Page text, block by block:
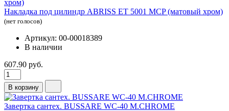
Накладка под цилиндр ABRISS ET 5001 MCP (матовый хром)
(нет голосов)
Артикул: 00-00018389
В наличии
607.90 руб.
В корзину
Завертка сантех. BUSSARE WC-40 M.CHROME